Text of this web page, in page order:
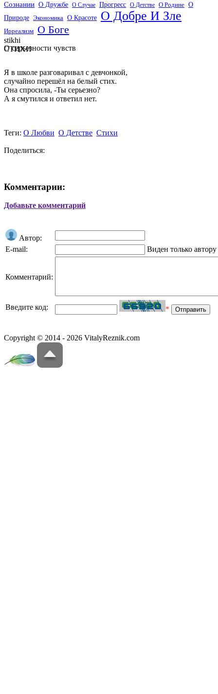
Сознании О Дружбе О Случае Прогресс О Детстве О Родине О
Природе Экономика О Красоте О Добре И Зле
Ирреализм О Боге
stikhi
СТИХИ
О серьезности чувств
Я в школе разговаривал с девчонкой,
случайно перешёл на белый стих.
Она спросила, -Ты серьезно?
А я смутился и ответил нет.
Теги: О Любви О Детстве Стихи
Поделиться:
Комментарии:
Добавьте комментарий
Автор:
E-mail:
Виден только автору
Комментарий:
Введите код: *
Copyright © 2014 - 2026 VitalyReznik.com